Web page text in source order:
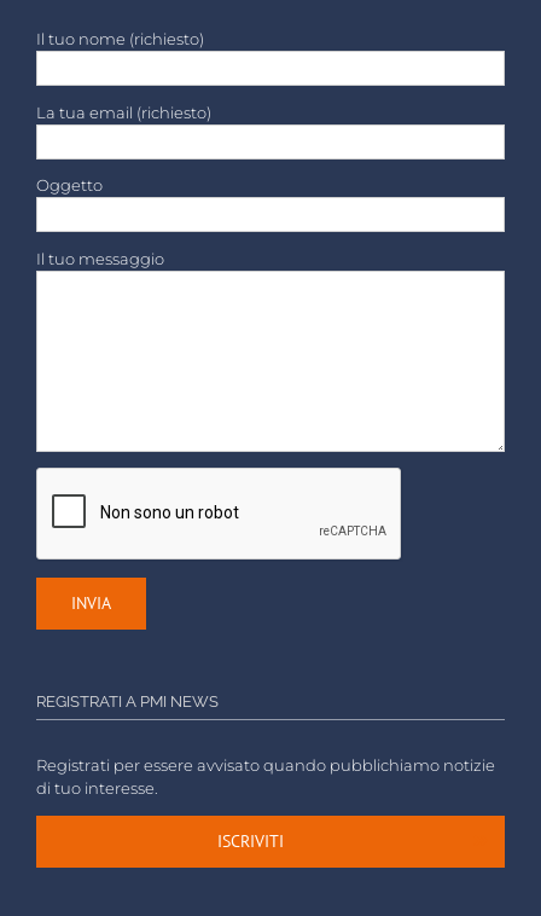
Il tuo nome (richiesto)
La tua email (richiesto)
Oggetto
Il tuo messaggio
REGISTRATI A PMI NEWS
Registrati per essere avvisato quando pubblichiamo notizie
di tuo interesse.
ISCRIVITI